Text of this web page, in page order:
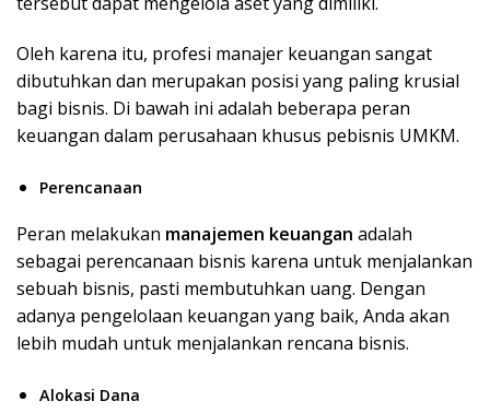
Oleh karena itu, profesi manajer keuangan sangat
dibutuhkan dan merupakan posisi yang paling krusial
bagi bisnis. Di bawah ini adalah beberapa peran
keuangan dalam perusahaan khusus pebisnis UMKM.
Perencanaan
Peran melakukan manajemen keuangan adalah
sebagai perencanaan bisnis karena untuk menjalankan
sebuah bisnis, pasti membutuhkan uang. Dengan
adanya pengelolaan keuangan yang baik, Anda akan
lebih mudah untuk menjalankan rencana bisnis.
Alokasi Dana